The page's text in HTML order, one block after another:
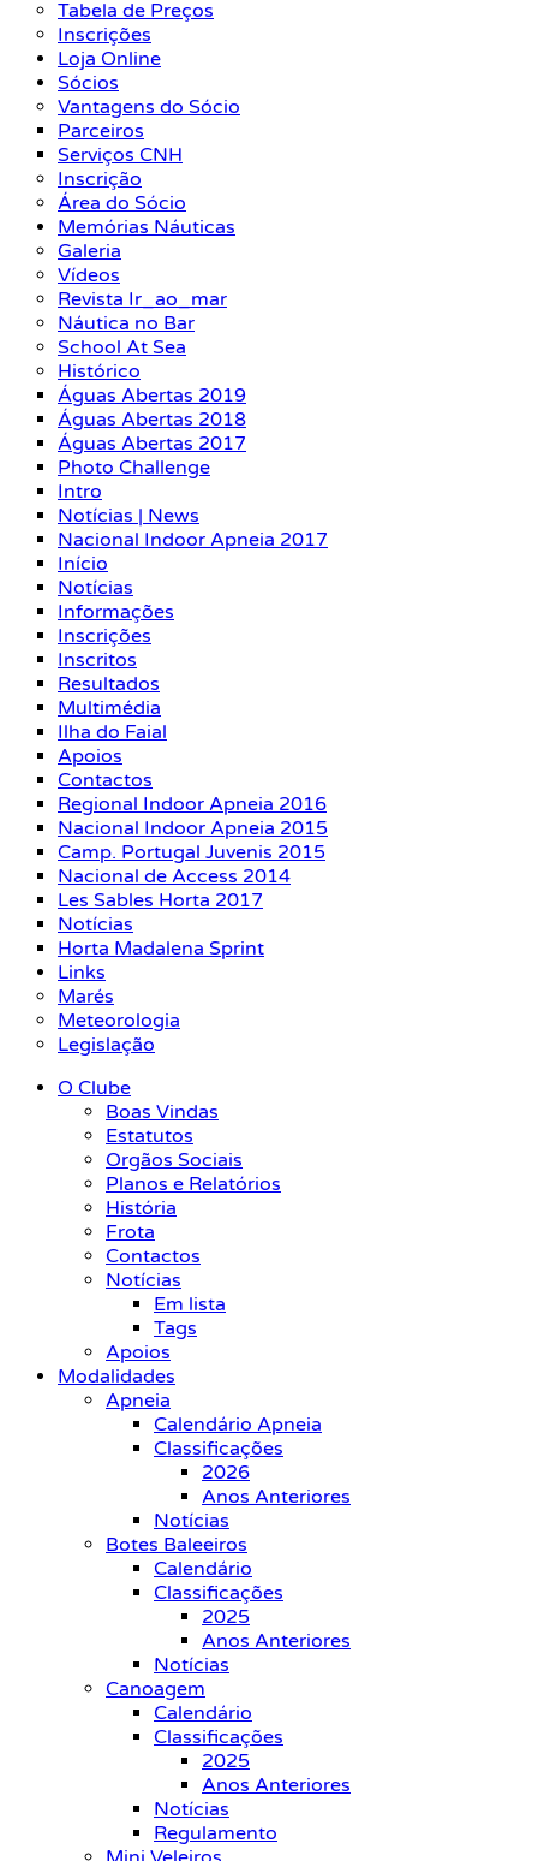
Tabela de Preços
Inscrições
Loja Online
Sócios
Vantagens do Sócio
Parceiros
Serviços CNH
Inscrição
Área do Sócio
Memórias Náuticas
Galeria
Vídeos
Revista Ir_ao_mar
Náutica no Bar
School At Sea
Histórico
Águas Abertas 2019
Águas Abertas 2018
Águas Abertas 2017
Photo Challenge
Intro
Notícias | News
Nacional Indoor Apneia 2017
Início
Notícias
Informações
Inscrições
Inscritos
Resultados
Multimédia
Ilha do Faial
Apoios
Contactos
Regional Indoor Apneia 2016
Nacional Indoor Apneia 2015
Camp. Portugal Juvenis 2015
Nacional de Access 2014
Les Sables Horta 2017
Notícias
Horta Madalena Sprint
Links
Marés
Meteorologia
Legislação
O Clube
Boas Vindas
Estatutos
Orgãos Sociais
Planos e Relatórios
História
Frota
Contactos
Notícias
Em lista
Tags
Apoios
Modalidades
Apneia
Calendário Apneia
Classificações
2026
Anos Anteriores
Notícias
Botes Baleeiros
Calendário
Classificações
2025
Anos Anteriores
Notícias
Canoagem
Calendário
Classificações
2025
Anos Anteriores
Notícias
Regulamento